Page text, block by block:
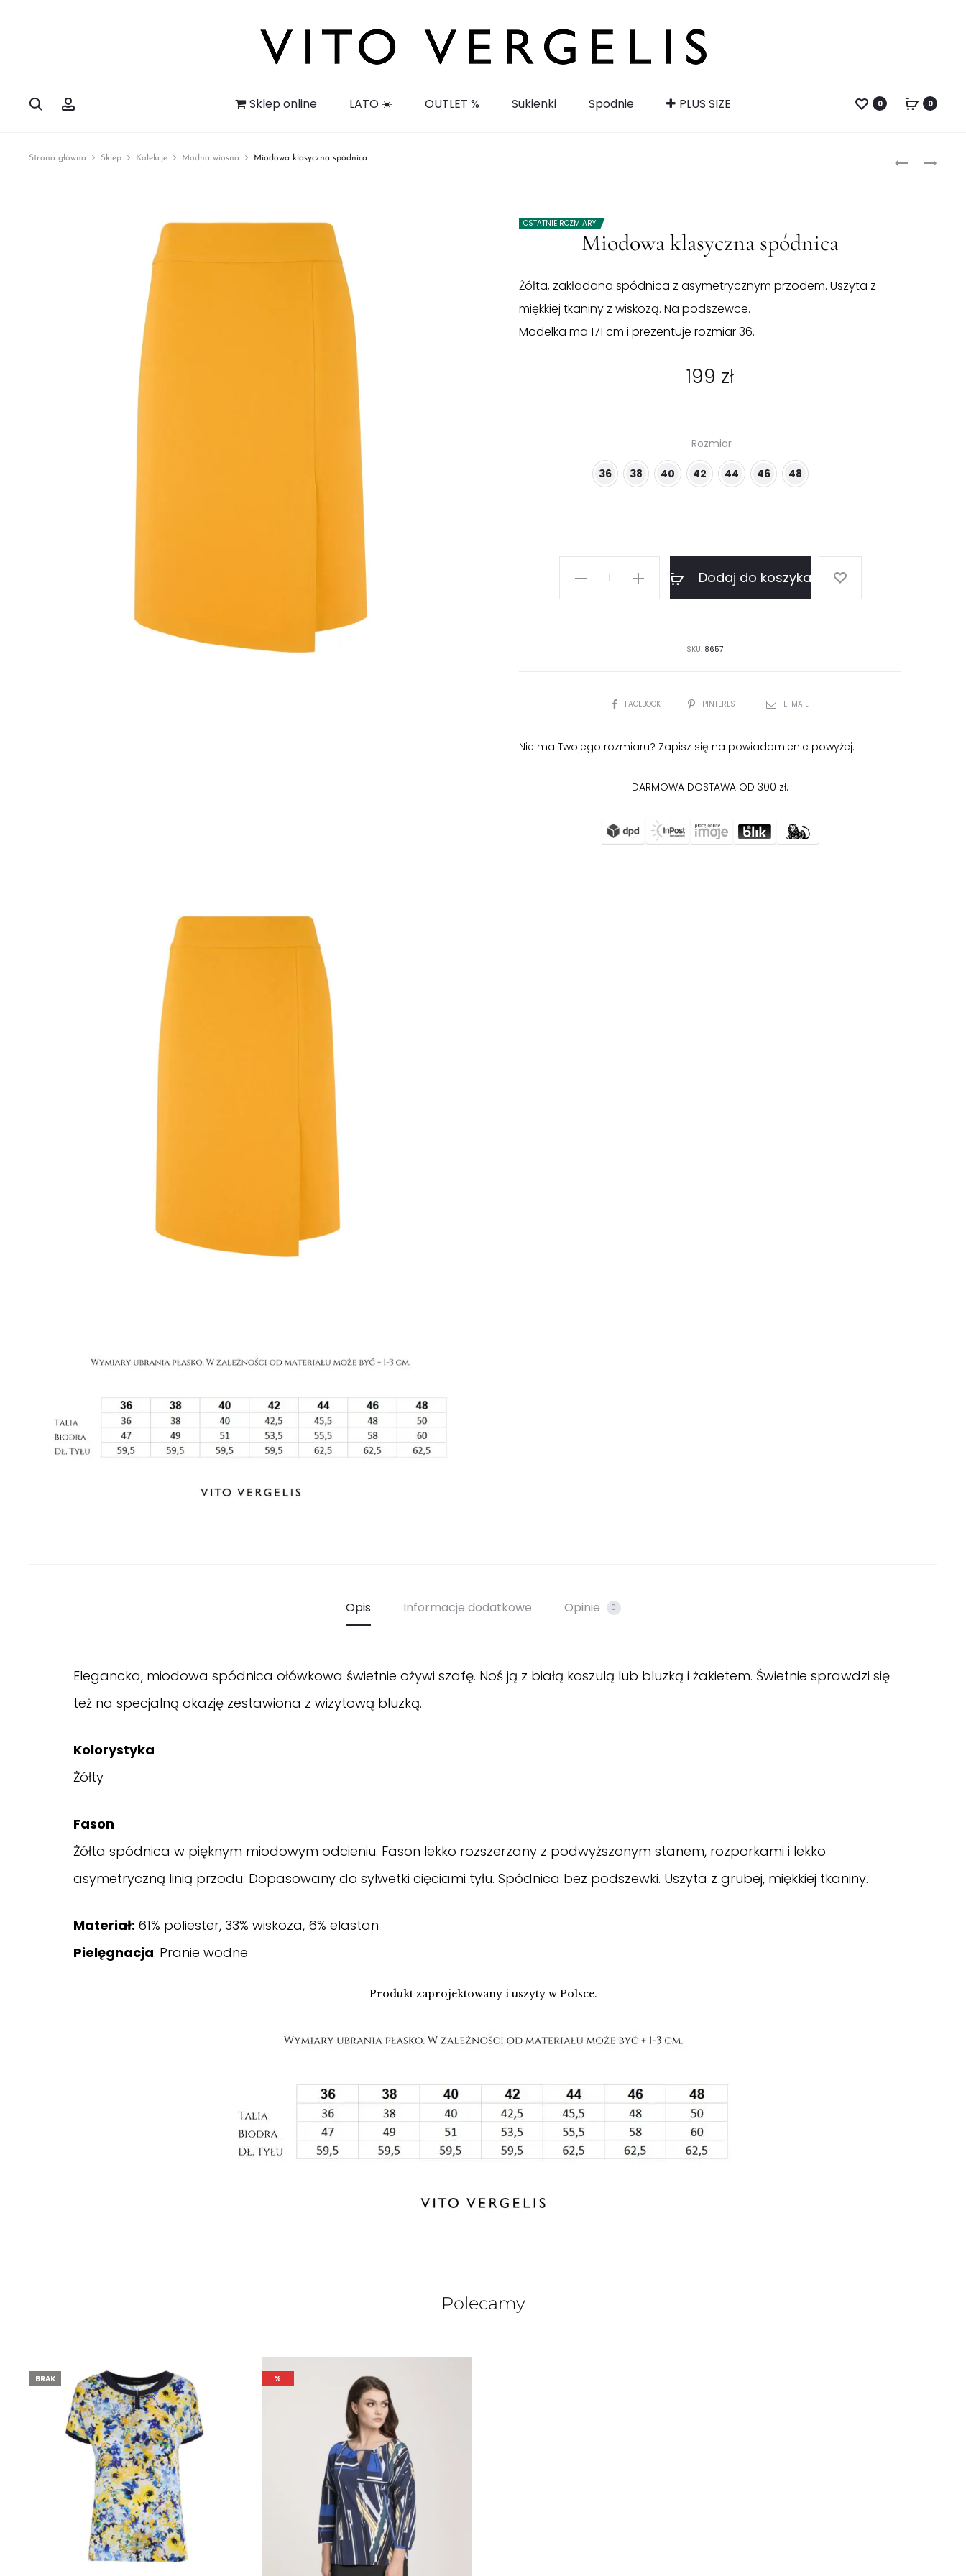
Szukaj Sklep online LATO ☀️ OUTLET % Sukienki Spodnie PLUS SIZE 0 0
Strona główna Sklep Kolekcje Modna wiosna Miodowa klasyczna spódnica
OSTATNIE ROZMIARY
Miodowa klasyczna spódnica
Żółta, zakładana spódnica z asymetrycznym przodem. Uszyta z
miękkiej tkaniny z wiskozą. Na podszewce.
Modelka ma 171 cm i prezentuje rozmiar 36.
199 zł
Rozmiar
36 38 40 42 44 46 48
Dodaj do koszyka
SKU: 8657
PODZIELFACEBOOK PINTEREST E-MAIL
Nie ma Twojego rozmiaru? Zapisz się na powiadomienie powyżej.
DARMOWA DOSTAWA OD 300 zł.
Opis Informacje dodatkowe Opinie 0
Elegancka, miodowa spódnica ołówkowa świetnie ożywi szafę. Noś ją z białą koszulą lub bluzką i żakietem. Świetnie sprawdzi się
też na specjalną okazję zestawiona z wizytową bluzką.
Kolorystyka
Żółty
Fason
Żółta spódnica w pięknym miodowym odcieniu. Fason lekko rozszerzany z podwyższonym stanem, rozporkami i lekko
asymetryczną linią przodu. Dopasowany do sylwetki cięciami tyłu. Spódnica bez podszewki. Uszyta z grubej, miękkiej tkaniny.
Materiał: 61% poliester, 33% wiskoza, 6% elastan
Pielęgnacja: Pranie wodne
Produkt zaprojektowany i uszyty w Polsce.
Polecamy
BRAK %